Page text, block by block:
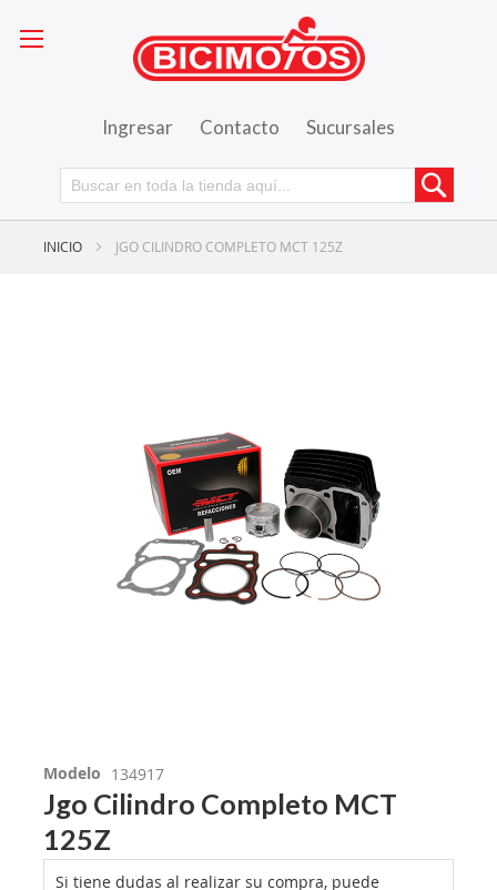
Ingresar Contacto Sucursales
INICIO JGO CILINDRO COMPLETO MCT 125Z
Modelo 134917
Jgo Cilindro Completo MCT
125Z
Si tiene dudas al realizar su compra, puede